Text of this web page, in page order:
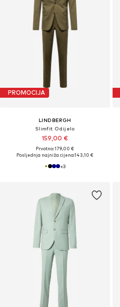
PROMOCIJA
LINDBERGH
Slimfit Odijelo
159,00 €
Prvotno: 179,00 €
Posljednja najniža cijena:143,10 €
+3